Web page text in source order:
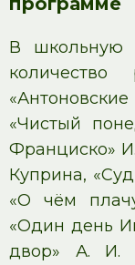
В школьную
количество
«Чистый
Франциско»
Куприна,
«О чём
«Один день
двор» А. И.